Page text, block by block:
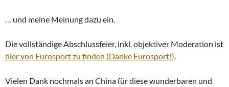
… und meine Meinung dazu ein.
Die vollständige Abschlussfeier, inkl. objektiver Moderation ist
hier von Eurosport zu finden (Danke Eurosport!)
Vielen Dank nochmals an China für diese wunderbaren und